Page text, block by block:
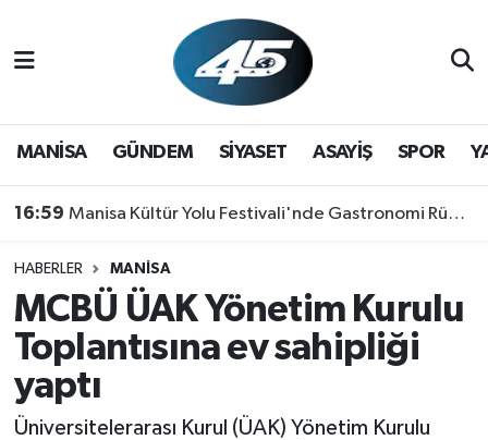
MANİSA GÜNDEM SİYASET ASAYİŞ SPOR
16:59 Manisa Kültür Yolu Festivali'nde Gastronomi Rüzgarı: Lezzetin Yıldızı "Manisa Kebabı" Oldu!
HABERLER MANİSA
MCBÜ ÜAK Yönetim Kurulu
Toplantısına ev sahipliği
yaptı
Üniversitelerarası Kurul (ÜAK) Yönetim Kurulu
GÜNDEM
SPOR
YAŞAM
RESMİ REKLAM
Hava Durumu
Trafik Durumu
Son Dakika Haberleri
Haber Arşivi